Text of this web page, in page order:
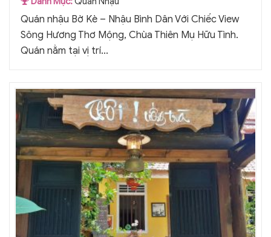
Quán nhậu Bờ Kè – Nhậu Bình Dân Với Chiếc View
Sông Hương Thơ Mộng, Chùa Thiên Mụ Hữu Tình.
Quán nằm tại vị trí...